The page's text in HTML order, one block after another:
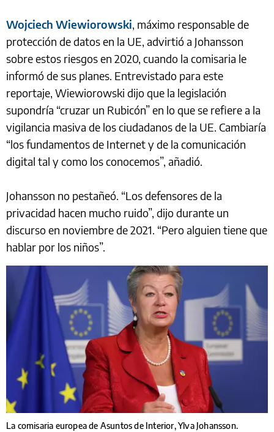
Wojciech Wiewiorowski, máximo responsable de
protección de datos en la UE, advirtió a Johansson
sobre estos riesgos en 2020, cuando la comisaria le
informó de sus planes. Entrevistado para este
reportaje, Wiewiorowski dijo que la legislación
supondría “cruzar un Rubicón” en lo que se refiere a la
vigilancia masiva de los ciudadanos de la UE. Cambiaría
“los fundamentos de Internet y de la comunicación
digital tal y como los conocemos”, añadió.
Johansson no pestañeó. “Los defensores de la
privacidad hacen mucho ruido”, dijo durante un
discurso en noviembre de 2021. “Pero alguien tiene que
hablar por los niños”.
La comisaria europea de Asuntos de Interior, Ylva Johansson.